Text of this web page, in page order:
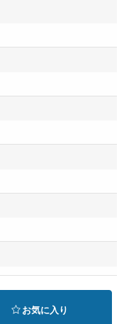
お気に入り